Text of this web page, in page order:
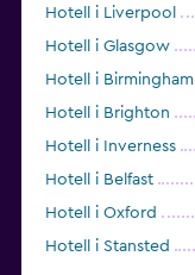
Hotell i Liverpool
Hotell i Glasgow
Hotell i Birmingham
Hotell i Brighton
Hotell i Inverness
Hotell i Belfast
Hotell i Oxford
Hotell i Stansted